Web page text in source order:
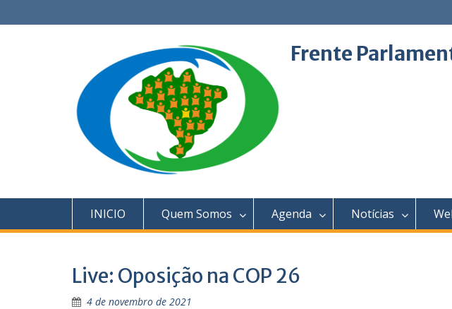
to
Frente
INICIO Quem Somos Agenda Notícias
Live: Oposição na COP 26
4 de novembro de 2021